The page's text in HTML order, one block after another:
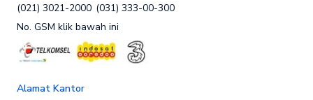
(021) 3021-2000 (031) 333-00-300
No. GSM klik bawah ini
Alamat Kantor